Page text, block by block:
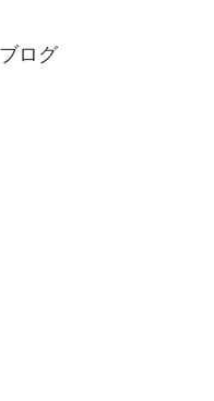
ログ